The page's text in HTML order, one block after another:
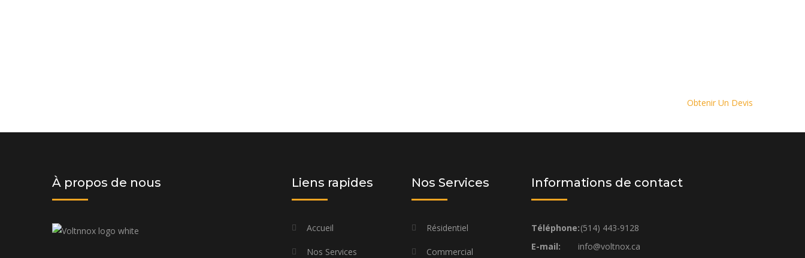
Obtenir Un Devis
À propos de nous Liens rapides
Accueil
Nos Services
Nos Services
Résidentiel
Commercial
Informations de contact
Téléphone:(514) 443-9128
E-mail:
info@voltnox.ca